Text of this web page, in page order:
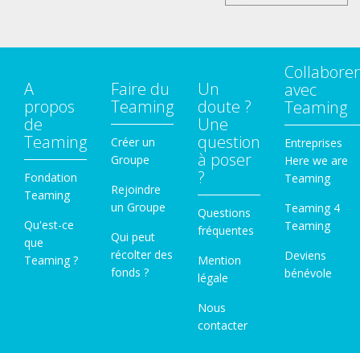
A
propos
de
Teaming
Fondation
Teaming
Qu'est-ce
que
Teaming ?
Faire du
Teaming
Créer un
Groupe
Rejoindre
un Groupe
Qui peut
récolter des
fonds ?
Un
doute ?
Une
question
à poser
?
Questions
fréquentes
Mention
légale
Nous
contacter
Collaborer
avec
Teaming
Entreprises
Here we are
Teaming
Teaming 4
Teaming
Deviens
bénévole